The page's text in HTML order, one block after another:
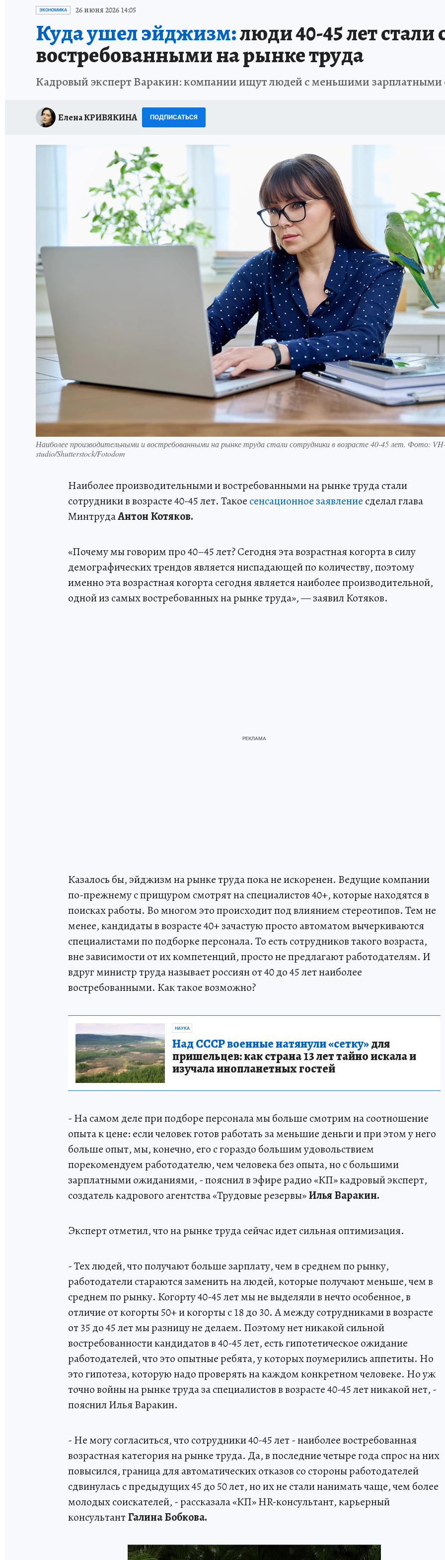
ИСПЫТАНО НА СЕБЕ
ЭКОНОМИКА 26 июня 2026 14:05
Куда ушел эйджизм:люди 40-45 лет
востребованными на рынке труда
Кадровый эксперт Варакин: компании ищут людей с меньшими
Елена КРИВЯКИНА ПОДПИСАТЬСЯ
Наиболее производительными и востребованными на рынке труда стали сотрудники в возрасте 40-45 лет. Фото:
studio/Shutterstock/Fotodom
Наиболее производительными и востребованными на рынке труда стали
сотрудники в возрасте 40-45 лет. Такое сенсационное заявление сделал глава
МинтрудаАнтон Котяков.
«Почему мы говорим про 40–45 лет? Сегодня эта возрастная когорта в силу
демографических трендов является ниспадающей по количеству, поэтому
именно эта возрастная когорта сегодня является наиболее производительной,
одной из самых востребованных на рынке труда», — заявил Котяков.
Казалось бы, эйджизм на рынке труда пока не искоренен. Ведущие компании
по-прежнему с прищуром смотрят на специалистов 40+, которые находятся в
поисках работы. Во многом это происходит под влиянием стереотипов. Тем не
менее, кандидаты в возрасте 40+ зачастую просто автоматом вычеркиваются
специалистами по подборке персонала. То есть сотрудников такого возраста,
вне зависимости от их компетенций, просто не предлагают работодателям. И
вдруг министр труда называет россиян от 40 до 45 лет наиболее
востребованными. Как такое возможно?
НАУКА
Над СССР военные натянули «сетку»для
пришельцев: как страна 13 лет тайно искала и
изучала инопланетных гостей
- На самом деле при подборе персонала мы больше смотрим на соотношение
опыта к цене: если человек готов работать за меньшие деньги и при этом у него
больше опыт, мы, конечно, его с гораздо большим удовольствием
порекомендуем работодателю, чем человека без опыта, но с большими
зарплатными ожиданиями, - пояснил в эфире радио «КП» кадровый эксперт,
создатель кадрового агентства «Трудовые резервы»Илья Варакин.
Эксперт отметил, что на рынке труда сейчас идет сильная оптимизация.
- Тех людей, что получают больше зарплату, чем в среднем по рынку,
работодатели стараются заменить на людей, которые получают меньше, чем в
среднем по рынку. Когорту 40-45 лет мы не выделяли в нечто особенное, в
отличие от когорты 50+ и когорты с 18 до 30. А между сотрудниками в возрасте
от 35 до 45 лет мы разницу не делаем. Поэтому нет никакой сильной
востребованности кандидатов в 40-45 лет, есть гипотетическое ожидание
работодателей, что это опытные ребята, у которых поумерились аппетиты. Но
это гипотеза, которую надо проверять на каждом конкретном человеке. Но уж
точно войны на рынке труда за специалистов в возрасте 40-45 лет никакой нет, -
пояснил Илья Варакин.
- Не могу согласиться, что сотрудники 40-45 лет - наиболее востребованная
возрастная категория на рынке труда. Да, в последние четыре года спрос на них
повысился, граница для автоматических отказов со стороны работодателей
сдвинулась с предыдущих 45 до 50 лет, но их не стали нанимать чаще, чем более
молодых соискателей, - рассказала «КП» HR-консультант, карьерный
консультантГалина Бобкова.